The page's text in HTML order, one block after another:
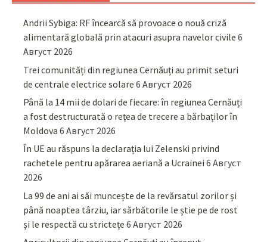
Andrii Sybiga: RF încearcă să provoace o nouă criză
alimentară globală prin atacuri asupra navelor civile 6
Август 2026
Trei comunități din regiunea Cernăuți au primit seturi
de centrale electrice solare 6 Август 2026
Până la 14 mii de dolari de fiecare: în regiunea Cernăuți
a fost destructurată o rețea de trecere a bărbaților în
Moldova 6 Август 2026
În UE au răspuns la declarația lui Zelenski privind
rachetele pentru apărarea aeriană a Ucrainei 6 Август
2026
La 99 de ani ai săi muncește de la revărsatul zorilor și
până noaptea târziu, iar sărbătorile le știe pe de rost
și le respectă cu strictețe 6 Август 2026